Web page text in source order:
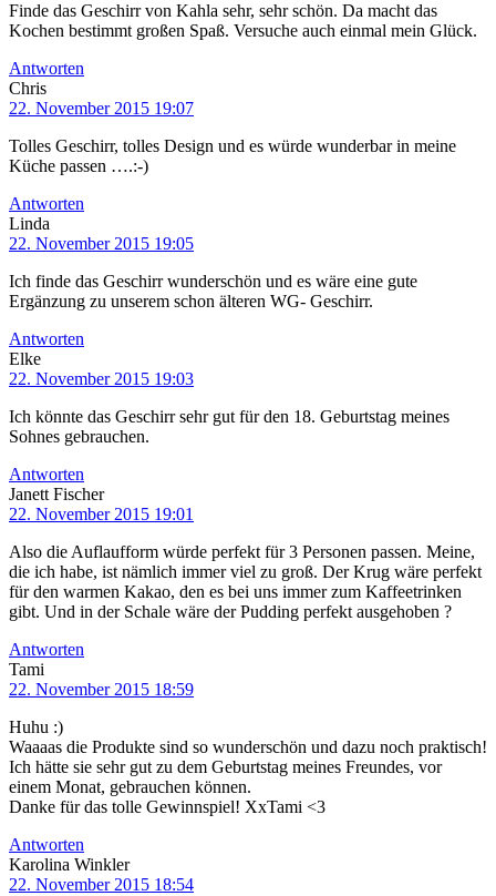
Finde das Geschirr von Kahla sehr, sehr schön. Da macht das
Kochen bestimmt großen Spaß. Versuche auch einmal mein Glück.
Antworten
Chris
22. November 2015 19:07
Tolles Geschirr, tolles Design und es würde wunderbar in meine
Küche passen ….:-)
Antworten
Linda
22. November 2015 19:05
Ich finde das Geschirr wunderschön und es wäre eine gute
Ergänzung zu unserem schon älteren WG- Geschirr.
Antworten
Elke
22. November 2015 19:03
Ich könnte das Geschirr sehr gut für den 18. Geburtstag meines
Sohnes gebrauchen.
Antworten
Janett Fischer
22. November 2015 19:01
Also die Auflaufform würde perfekt für 3 Personen passen. Meine,
die ich habe, ist nämlich immer viel zu groß. Der Krug wäre perfekt
für den warmen Kakao, den es bei uns immer zum Kaffeetrinken
gibt. Und in der Schale wäre der Pudding perfekt ausgehoben ?
Antworten
Tami
22. November 2015 18:59
Huhu :)
Waaaas die Produkte sind so wunderschön und dazu noch praktisch!
Ich hätte sie sehr gut zu dem Geburtstag meines Freundes, vor
einem Monat, gebrauchen können.
Danke für das tolle Gewinnspiel! XxTami <3
Antworten
Karolina Winkler
22. November 2015 18:54